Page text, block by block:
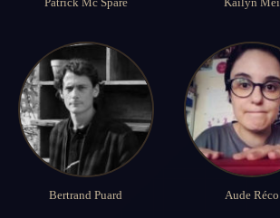
Bertrand Puard Aude Réco